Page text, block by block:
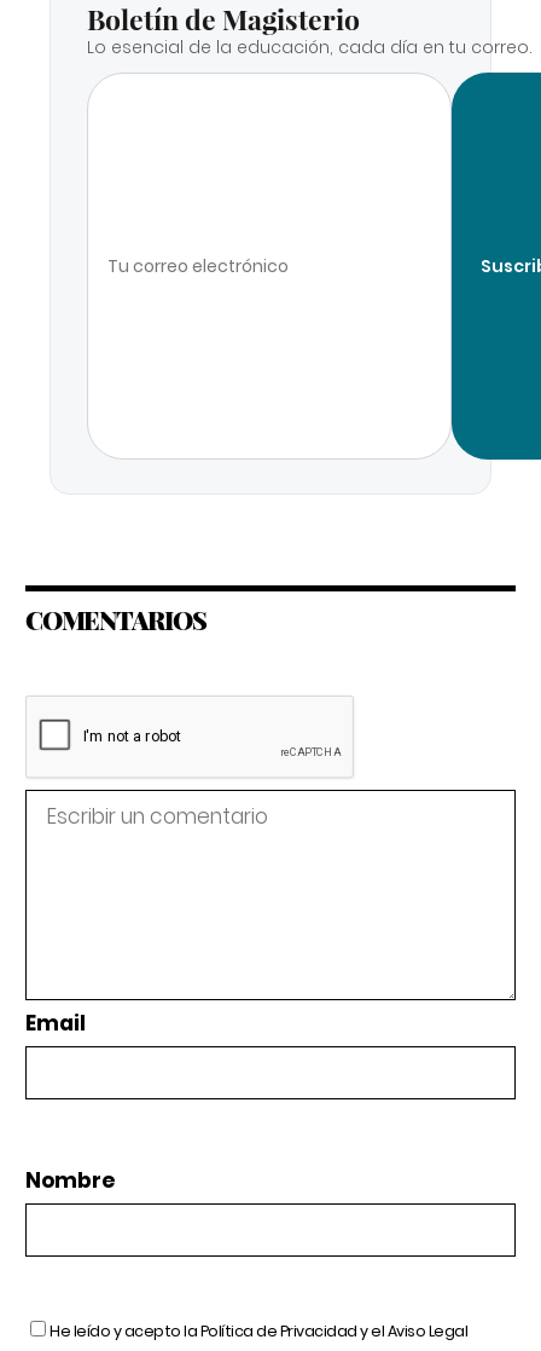
Boletín de Magisterio
Lo esencial de la educación, cada día en tu correo.
COMENTARIOS
Email
Nombre
He leído y acepto laPolítica de Privacidady elAviso Legal